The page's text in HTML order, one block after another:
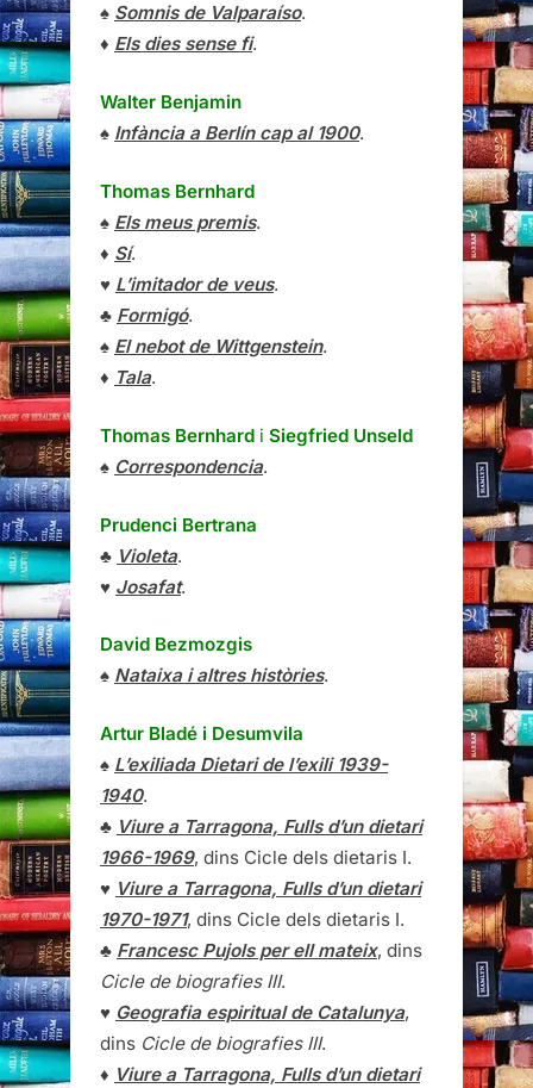
♠ Somnis de Valparaíso.
♦ Els dies sense fi.
Walter Benjamin
♠ Infància a Berlín cap al 1900.
Thomas Bernhard
♠ Els meus premis.
♦ Sí.
♥ L’imitador de veus.
♣ Formigó.
♠ El nebot de Wittgenstein.
♦ Tala.
Thomas Bernhard i Siegfried Unseld
♠ Correspondencia.
Prudenci Bertrana
♣ Violeta.
♥ Josafat.
David Bezmozgis
♠ Nataixa i altres històries.
Artur Bladé i Desumvila
♠ L’exiliada Dietari de l’exili 1939-
1940.
♣ Viure a Tarragona, Fulls d’un dietari
1966-1969, dins Cicle dels dietaris I.
♥ Viure a Tarragona, Fulls d’un dietari
1970-1971, dins Cicle dels dietaris I.
♣ Francesc Pujols per ell mateix, dins
Cicle de biografies III.
♥ Geografia espiritual de Catalunya,
dins Cicle de biografies III.
♦ Viure a Tarragona, Fulls d’un dietari